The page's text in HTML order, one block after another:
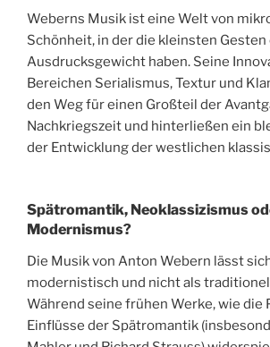
Weberns Musik ist eine Welt von
Schönheit, in der die kleinsten
Ausdrucksgewicht haben. Seine
Bereichen Serialismus, Textur und
den Weg für einen Großteil der
Nachkriegszeit und hinterließen ein
der Entwicklung der westlichen
Spätromantik, Neoklassizismus
Modernismus?
Die Musik von Anton Webern lässt
modernistisch und nicht als
Während seine frühen Werke, wie die
Einflüsse der Spätromantik